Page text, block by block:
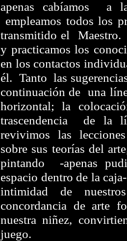
apenas cabíamos a
empleamos todos los
transmitido el Maestro.
y practicamos los
en los contactos
él. Tanto las
continuación de una
horizontal; la
trascendencia de la
revivimos las
sobre sus teorías del
pintando -apenas
espacio dentro de la
intimidad de
concordancia de arte
nuestra niñez,
juego.